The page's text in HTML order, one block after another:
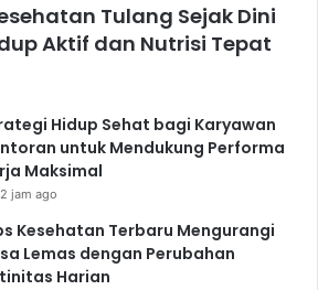
Tulang Sejak Dini
Aktif dan Nutrisi Tepat
Hidup Sehat bagi Karyawan
untuk Mendukung Performa
Maksimal
jam ago
Kesehatan Terbaru Mengurangi
Lemas dengan Perubahan
Harian